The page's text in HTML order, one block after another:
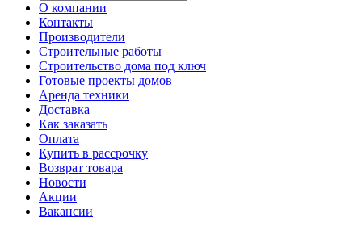
О компании
Контакты
Производители
Строительные работы
Строительство дома под ключ
Готовые проекты домов
Аренда техники
Доставка
Как заказать
Оплата
Купить в рассрочку
Возврат товара
Новости
Акции
Вакансии